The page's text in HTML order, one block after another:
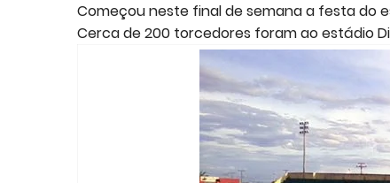
Começou neste final de semana a festa do
Cerca de 200 torcedores foram ao estádio